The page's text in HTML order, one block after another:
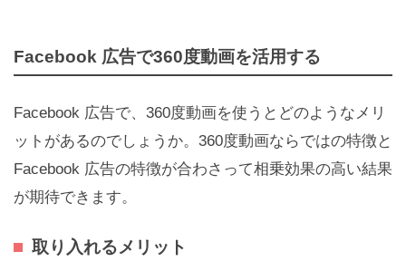
Facebook 広告で360度動画を活用する
Facebook 広告で、360度動画を使うとどのようなメリ
ットがあるのでしょうか。360度動画ならではの特徴と
Facebook 広告の特徴が合わさって相乗効果の高い結果
が期待できます。
取り入れるメリット